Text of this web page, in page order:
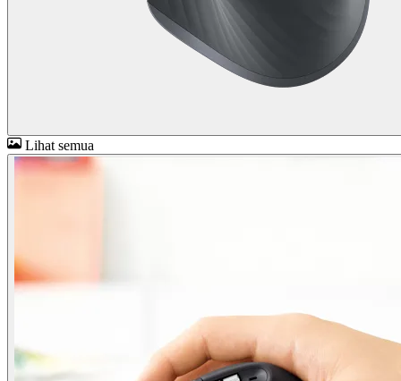
Lihat semua